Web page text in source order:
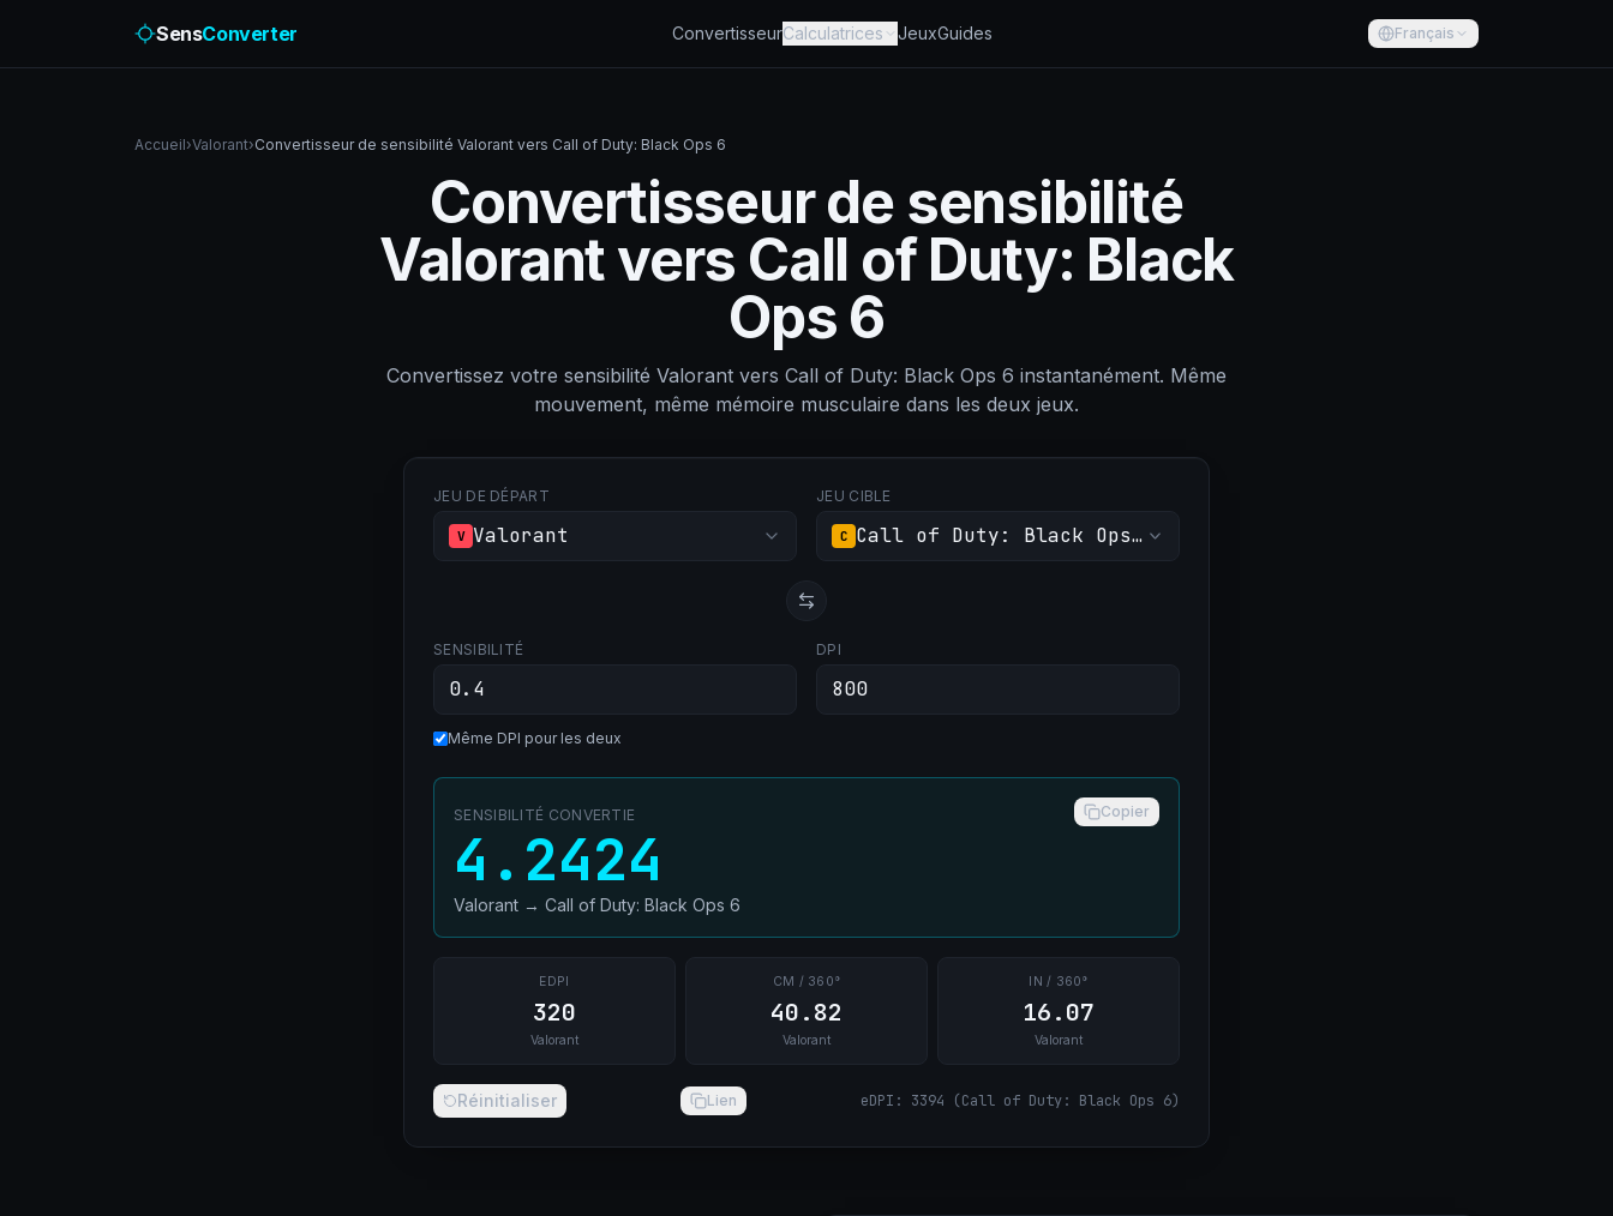
SensConverter ConvertisseurCalculatrices JeuxGuides Français
Accueil›Valorant›Convertisseur de sensibilité Valorant vers Call of Duty: Black Ops 6
Convertisseur de sensibilité
Valorant vers Call of Duty: Black
Ops 6
Convertissez votre sensibilité Valorant vers Call of Duty: Black Ops 6 instantanément. Même
mouvement, même mémoire musculaire dans les deux jeux.
JEU DE DÉPART
V Valorant
JEU CIBLE
C Call of Duty: Black Ops 6
SENSIBILITÉ DPI
Même DPI pour les deux
SENSIBILITÉ CONVERTIE Copier
4.2424
Valorant → Call of Duty: Black Ops 6
EDPI
320
Valorant
CM / 360°
40.82
Valorant
IN / 360°
16.07
Valorant
Réinitialiser Lien eDPI : 3394 (Call of Duty: Black Ops 6)